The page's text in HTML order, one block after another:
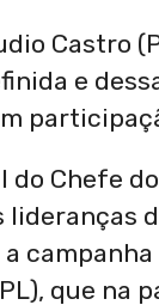
Castro
e
do Chefe
que na